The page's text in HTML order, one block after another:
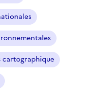
cartographique